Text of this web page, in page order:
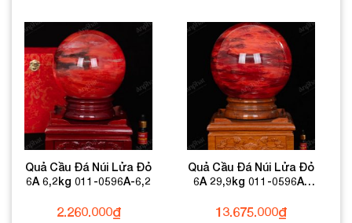
Quả Cầu Đá Núi Lửa Đỏ
6A 6,2kg 011-0596A-6,2
2.260.000₫
Quả Cầu Đá Núi Lửa Đỏ
6A 29,9kg 011-0596A-
13.675.000₫